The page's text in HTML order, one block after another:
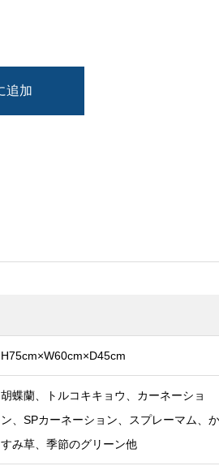
H75cm×W60cm×D45cm
胡蝶蘭、トルコキキョウ、カーネーショ
ン、SPカーネーション、スプレーマム、か
すみ草、季節のグリーン他